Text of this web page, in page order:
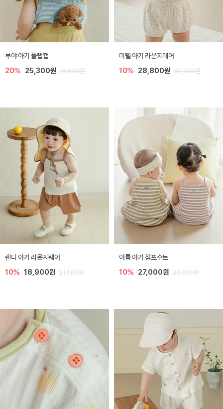
루야 아기 플랩캡
20% 25,300원 31,600원
미렐 아기 라운지웨어
10% 28,800원 32,000원
렌디 아기 라운지웨어
10% 18,900원 21,000원
아롬 아기 점프수트
10% 27,000원 30,000원